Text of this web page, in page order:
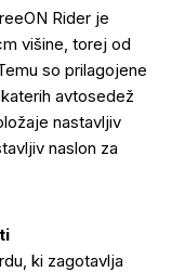
Rider je
višine, torej od
so prilagojene
avtosedež
nastavljiv
naslon za
ki zagotavlja